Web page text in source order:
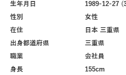
生年月日
1989-12-27
性別
女性
在住
日本 三重県
出身都道府県
三重県
職業
会社員
身長
155cm